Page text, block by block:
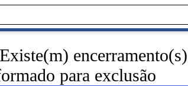
encerramento(s)
para exclusão